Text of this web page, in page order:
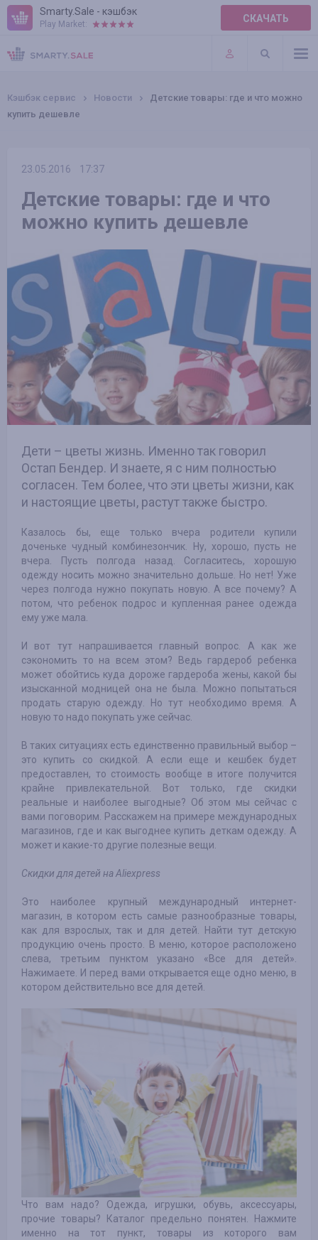
Smarty.Sale - кэшбэк
Play Market: СКАЧАТЬ
ПРАВИЛА
ПЛАГИНЫ
Кэшбэк сервис Новости
Детские товары: где и что можно
купить дешевле
23.05.2016 17:37
Детские товары: где и что
можно купить дешевле
Дети – цветы жизнь. Именно так говорил
Остап Бендер. И знаете, я с ним полностью
согласен. Тем более, что эти цветы жизни, как
и настоящие цветы, растут также быстро.
Казалось бы, еще только вчера родители купили
доченьке чудный комбинезончик. Ну, хорошо, пусть не
вчера. Пусть полгода назад. Согласитесь, хорошую
одежду носить можно значительно дольше. Но нет! Уже
через полгода нужно покупать новую. А все почему? А
потом, что ребенок подрос и купленная ранее одежда
ему уже мала.
И вот тут напрашивается главный вопрос. А как же
сэкономить то на всем этом? Ведь гардероб ребенка
может обойтись куда дороже гардероба жены, какой бы
изысканной модницей она не была. Можно попытаться
продать старую одежду. Но тут необходимо время. А
новую то надо покупать уже сейчас.
В таких ситуациях есть единственно правильный выбор –
это купить со скидкой. А если еще и кешбек будет
предоставлен, то стоимость вообще в итоге получится
крайне привлекательной. Вот только, где скидки
реальные и наиболее выгодные? Об этом мы сейчас с
вами поговорим. Расскажем на примере международных
магазинов, где и как выгоднее купить деткам одежду. А
может и какие-то другие полезные вещи.
Скидки для детей на Aliexpress
Это наиболее крупный международный интернет-
магазин, в котором есть самые разнообразные товары,
как для взрослых, так и для детей. Найти тут детскую
продукцию очень просто. В меню, которое расположено
слева, третьим пунктом указано «Все для детей».
Нажимаете. И перед вами открывается еще одно меню, в
котором действительно все для детей.
Что вам надо? Одежда, игрушки, обувь, аксессуары,
прочие товары? Каталог предельно понятен. Нажмите
именно на тот пункт, товары из которого вам